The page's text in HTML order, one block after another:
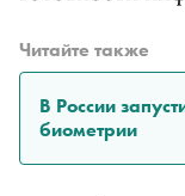
Читайте также
В России
биометрии